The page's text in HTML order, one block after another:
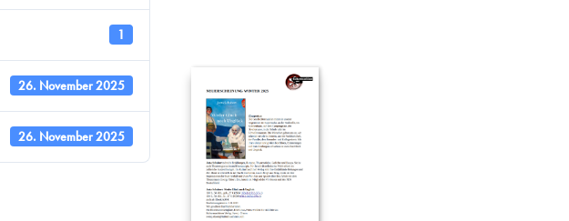
1
26. November 2025
26. November 2025